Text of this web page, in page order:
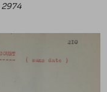
2974